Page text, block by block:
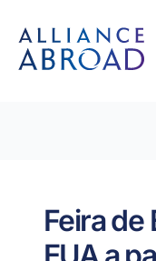
conteúdo
para
Feira